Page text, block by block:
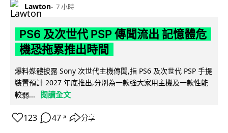
Lawton 7 小時
PS6 及次世代 PSP 傳聞流出 記憶體危
機恐拖累推出時間
爆料媒體披露 Sony 次世代主機傳聞,指 PS6 及次世代 PSP 手提
裝置預計 2027 年底推出,分別為一款強大家用主機及一款性能
較弱...
閱讀全文
123 47 ↗ 分享